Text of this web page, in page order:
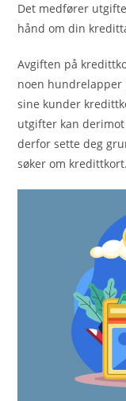
Det medfører
hånd om din
Avgiften på
noen hundrelapper
sine kunder
utgifter kan
derfor sette deg
søker om kredittkort.